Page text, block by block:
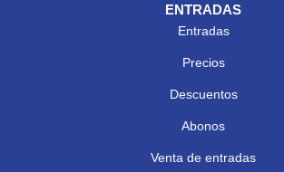
ENTRADAS
Entradas
Precios
Descuentos
Abonos
Venta de entradas